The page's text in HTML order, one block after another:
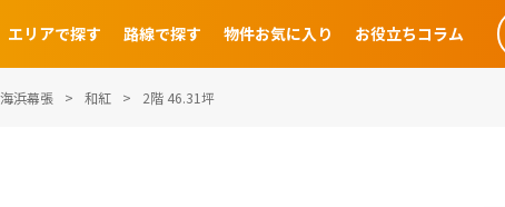
エリアで探す 路線で探す 物件お気に入り お役立ちコラム
海浜幕張 和紅 2階 46.31坪